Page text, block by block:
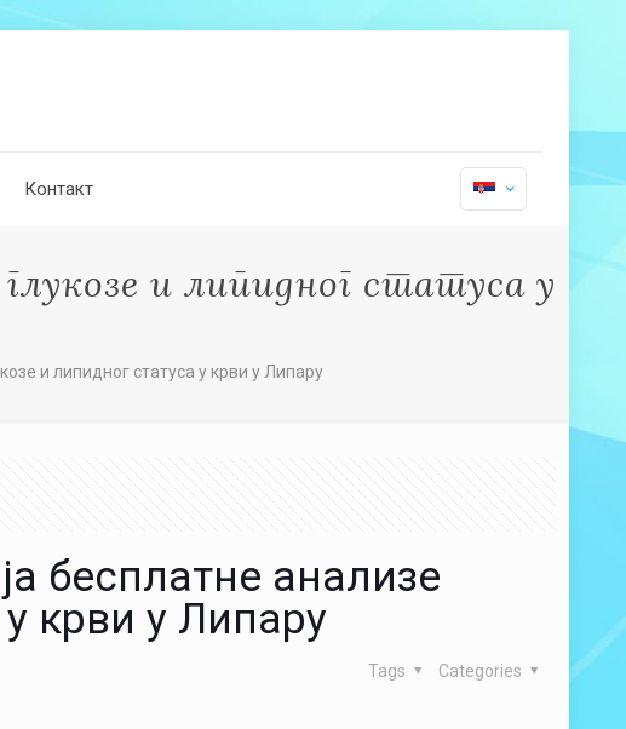
Контакт
и липидног статуса у
и липидног статуса у крви у Липару
бесплатне анализе
крви у Липару
Categories
Tags